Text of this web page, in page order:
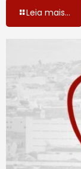
Leia mais...